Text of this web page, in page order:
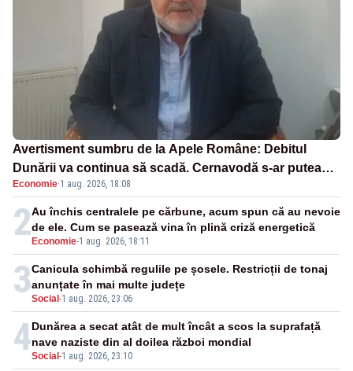
Avertisment sumbru de la Apele Române: Debitul
Dunării va continua să scadă. Cernavodă s-ar putea
închide în 4 zile
Economie·1 aug. 2026, 18:08
2 Economie-1 aug. 2026, 18:11
Au închis centralele pe cărbune, acum spun că au nevoie
de ele. Cum se pasează vina în plină criză energetică
3Social -1 aug. 2026, 23:06
Canicula schimbă regulile pe șosele. Restricții de tonaj
anunțate în mai multe județe
4Social -1 aug. 2026, 23:10
Dunărea a secat atât de mult încât a scos la suprafață
nave naziste din al doilea război mondial